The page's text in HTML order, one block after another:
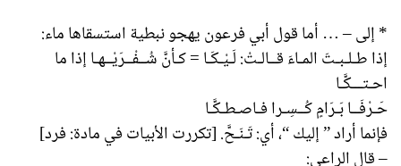
* إلى – … أما قول أبي فرعون يهجو نبطية استسقاها ماء:
إذا طـلـبـتَ المـاءَ قــالـتْ: لَـيْـكَـا = كـأنَّ شُــفْــرَيْــهـا إذا ما
احـتـــكَّـا
حَـرْفَــا بَـرَامٍ كُــسِـرا فـاصـطـكَّـا
فإنما أراد ” إليك “، أي: تَـنَـحَّ. [تكررت الأبيات في مادة: فرد]
– قال الراعي: